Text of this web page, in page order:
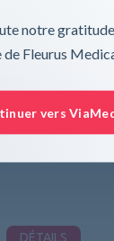
notre gratitude,
de Fleurus
vers
gorge pour
Tonya Chair
DÉTAILS